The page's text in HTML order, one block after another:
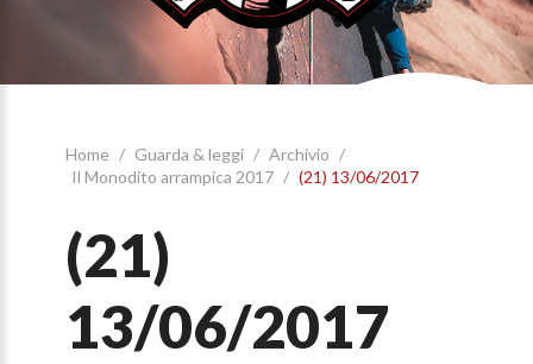
Home / Guarda & leggi / Archivio /
Il Monodito arrampica 2017 / (21) 13/06/2017
(21)
13/06/2017